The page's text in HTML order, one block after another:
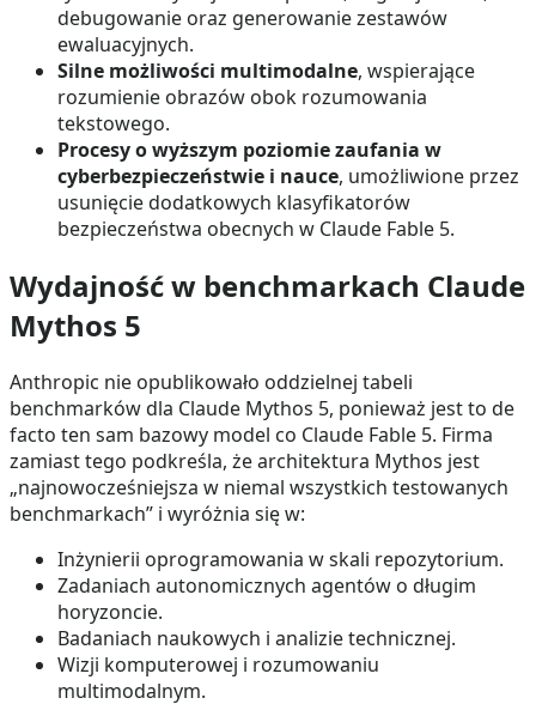
debugowanie oraz generowanie zestawów
ewaluacyjnych.
Silne możliwości multimodalne, wspierające
rozumienie obrazów obok rozumowania
tekstowego.
Procesy o wyższym poziomie zaufania w
cyberbezpieczeństwie i nauce, umożliwione przez
usunięcie dodatkowych klasyfikatorów
bezpieczeństwa obecnych w Claude Fable 5.
Wydajność w benchmarkach Claude
Mythos 5
Anthropic nie opublikowało oddzielnej tabeli
benchmarków dla Claude Mythos 5, ponieważ jest to de
facto ten sam bazowy model co Claude Fable 5. Firma
zamiast tego podkreśla, że architektura Mythos jest
„najnowocześniejsza w niemal wszystkich testowanych
benchmarkach” i wyróżnia się w:
Inżynierii oprogramowania w skali repozytorium.
Zadaniach autonomicznych agentów o długim
horyzoncie.
Badaniach naukowych i analizie technicznej.
Wizji komputerowej i rozumowaniu
multimodalnym.